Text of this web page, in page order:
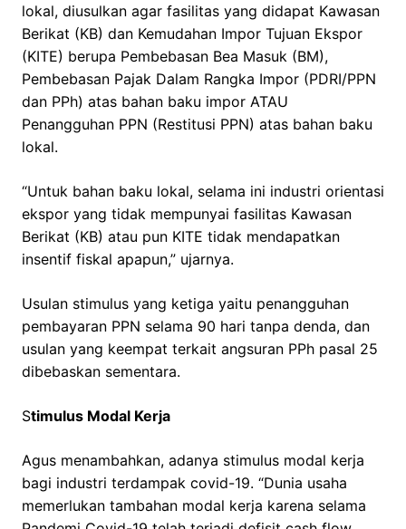
lokal, diusulkan agar fasilitas yang didapat Kawasan
Berikat (KB) dan Kemudahan Impor Tujuan Ekspor
(KITE) berupa Pembebasan Bea Masuk (BM),
Pembebasan Pajak Dalam Rangka Impor (PDRI/PPN
dan PPh) atas bahan baku impor ATAU
Penangguhan PPN (Restitusi PPN) atas bahan baku
lokal.
“Untuk bahan baku lokal, selama ini industri orientasi
ekspor yang tidak mempunyai fasilitas Kawasan
Berikat (KB) atau pun KITE tidak mendapatkan
insentif fiskal apapun,” ujarnya.
Usulan stimulus yang ketiga yaitu penangguhan
pembayaran PPN selama 90 hari tanpa denda, dan
usulan yang keempat terkait angsuran PPh pasal 25
dibebaskan sementara.
Stimulus Modal Kerja
Agus menambahkan, adanya stimulus modal kerja
bagi industri terdampak covid-19. “Dunia usaha
memerlukan tambahan modal kerja karena selama